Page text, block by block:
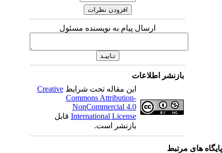
ارسال پیام به نویسنده مسئول
بازنشر اطلاعات
این مقاله تحت شرایطCreative
Commons Attribution-
NonCommercial 4.0
International Licenseقابل
بازنشر است.
های مرتبط